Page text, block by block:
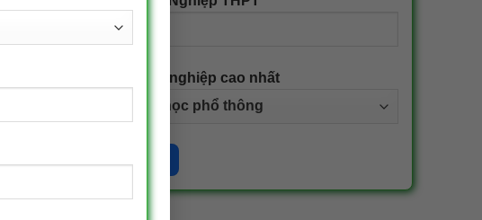
Bằng tốt nghiệp cao nhất